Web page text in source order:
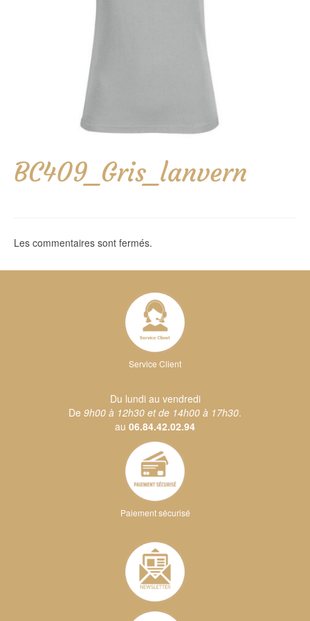
BC409_Gris_lanvern
Les commentaires sont fermés.
Service Client
Du lundi au vendredi
De 9h00 à 12h30 et de 14h00 à 17h30.
au 06.84.42.02.94
Paiement sécurisé